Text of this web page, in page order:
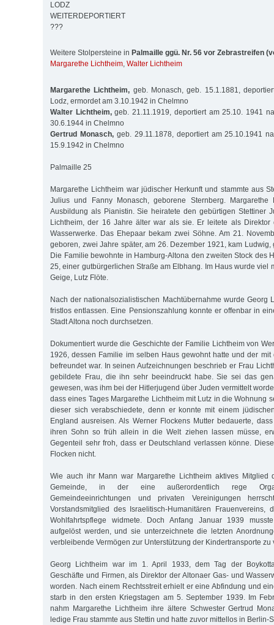
LODZ
WEITERDEPORTIERT
???
Weitere Stolpersteine in Palmaille ggü. Nr. 56 vor Zebrastreifen
Margarethe Lichtheim, Walter Lichtheim
Margarethe Lichtheim, geb. Monasch, geb. 15.1.1881,
Lodz, ermordet am 3.10.1942 in Chelmno
Walter Lichtheim,geb. 21.11.1919, deportiert am 25.10. 1941
30.6.1944 in Chelmno
Gertrud Monasch,geb. 29.11.1878, deportiert am 25.10.1941
15.9.1942 in Chelmno
Palmaille 25
Margarethe Lichtheim war jüdischer Herkunft und stammte aus
Julius und Fanny Monasch, geborene Sternberg. Margarethe
Ausbildung als Pianistin. Sie heiratete den gebürtigen Stettiner
Lichtheim, der 16 Jahre älter war als sie. Er leitete als Direktor
Wasserwerke. Das Ehepaar bekam zwei Söhne. Am 21.
geboren, zwei Jahre später, am 26. Dezember 1921, kam Ludwig,
Die Familie bewohnte in Hamburg-Altona den zweiten Stock des
25, einer gutbürgerlichen Straße am Elbhang. Im Haus wurde viel
Geige, Lutz Flöte.
Nach der nationalsozialistischen Machtübernahme wurde Georg
fristlos entlassen. Eine Pensionszahlung konnte er offenbar in
Stadt Altona noch durchsetzen.
Dokumentiert wurde die Geschichte der Familie Lichtheim von
1926, dessen Familie im selben Haus gewohnt hatte und der mit
befreundet war. In seinen Aufzeichnungen beschrieb er Frau
gebildete Frau, die ihn sehr beeindruckt habe. Sie sei das
gewesen, was ihm bei der Hitlerjugend über Juden vermittelt
dass eines Tages Margarethe Lichtheim mit Lutz in die Wohnung
dieser sich verabschiedete, denn er konnte mit einem
England ausreisen. Als Werner Flockens Mutter bedauerte,
ihren Sohn so früh allein in die Welt ziehen lassen müsse,
Gegenteil sehr froh, dass er Deutschland verlassen könne.
Flocken nicht.
Wie auch ihr Mann war Margarethe Lichtheim aktives Mitglied
Gemeinde, in der eine außerordentlich rege
Gemeindeeinrichtungen und privaten Vereinigungen
Vorstandsmitglied des Israelitisch-Humanitären Frauenvereins,
Wohlfahrtspflege widmete. Doch Anfang Januar 1939
aufgelöst werden, und sie unterzeichnete die letzten
verbleibende Vermögen zur Unterstützung der Kindertransporte zu
Georg Lichtheim war im 1. April 1933, dem Tag der
Geschäfte und Firmen, als Direktor der Altonaer Gas- und
worden. Nach einem Rechtsstreit erhielt er eine Abfindung und
starb in den ersten Kriegstagen am 5. September 1939. Im
nahm Margarethe Lichtheim ihre ältere Schwester Gertrud
ledige Frau stammte aus Stettin und hatte zuvor mittellos in Berlin-